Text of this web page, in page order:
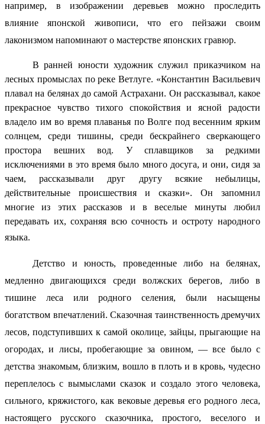
например, в изображении деревьев можно проследить
влияние японской живописи, что его пейзажи своим
лаконизмом напоминают о мастерстве японских гравюр.
В ранней юности художник служил приказчиком на
лесных промыслах по реке Ветлуге. «Константин Васильевич
плавал на белянах до самой Астрахани. Он рассказывал, какое
прекрасное чувство тихого спокойствия и ясной радости
владело им во время плаванья по Волге под весенним ярким
солнцем, среди тишины, среди бескрайнего сверкающего
простора вешних вод. У сплавщиков за редкими
исключениями в это время было много досуга, и они, сидя за
чаем, рассказывали друг другу всякие небылицы,
действительные происшествия и сказки». Он запомнил
многие из этих рассказов и в веселые минуты любил
передавать их, сохраняя всю сочность и остроту народного
языка.
Детство и юность, проведенные либо на белянах,
медленно двигающихся среди волжских берегов, либо в
тишине леса или родного селения, были насыщены
богатством впечатлений. Сказочная таинственность дремучих
лесов, подступивших к самой околице, зайцы, прыгающие на
огородах, и лисы, пробегающие за овином, — все было с
детства знакомым, близким, вошло в плоть и в кровь, чудесно
переплелось с вымыслами сказок и создало этого человека,
сильного, кряжистого, как вековые деревья его родного леса,
настоящего русского сказочника, простого, веселого и